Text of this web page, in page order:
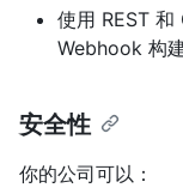
使用 REST
Webhook 构
安全性
你的公司可以：